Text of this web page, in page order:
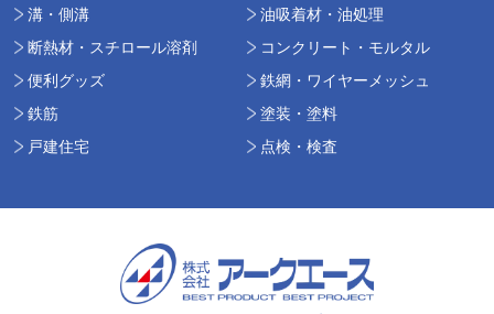
溝・側溝
油吸着材・油処理
断熱材・スチロール溶剤
コンクリート・モルタル
便利グッズ
鉄網・ワイヤーメッシュ
鉄筋
塗装・塗料
戸建住宅
点検・検査